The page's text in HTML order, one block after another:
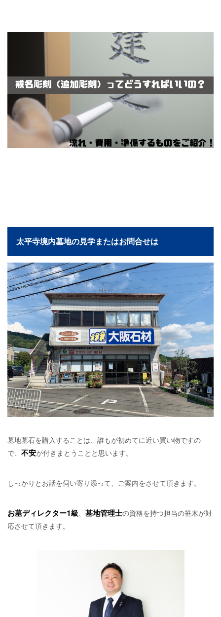
太平寺境内墓地の見学またはお問合せは
墓地墓石を購入することは、誰もが初めてに近い買い物ですの
で、 不安が付きまとうことと思います。
しっかりとお話を伺い寄り添って、ご案内をさせて頂きます。
お墓ディレクター1級 墓地管理士の資格を持つ担当の笹木が対
応させて頂きます。